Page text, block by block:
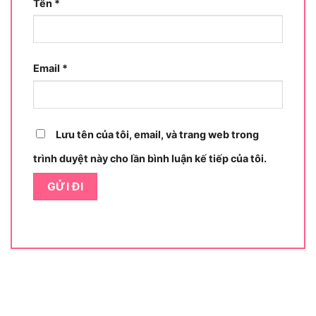
Công dụng, tính năng máy thổi hơi cầm tay DEWALT
Tên *
Email *
Lưu tên của tôi, email, và trang web trong
trình duyệt này cho lần bình luận kế tiếp của tôi.